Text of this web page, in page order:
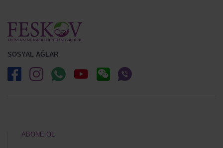
SOSYAL AĞLAR
ABONE OL